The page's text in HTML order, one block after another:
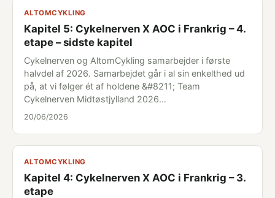
ALTOMCYKLING
Kapitel 5: Cykelnerven X AOC i Frankrig – 4.
etape – sidste kapitel
Cykelnerven og AltomCykling samarbejder i første
halvdel af 2026. Samarbejdet går i al sin enkelthed ud
på, at vi følger ét af holdene &#8211; Team
Cykelnerven Midtøstjylland 2026…
20/06/2026
ALTOMCYKLING
Kapitel 4: Cykelnerven X AOC i Frankrig – 3.
etape